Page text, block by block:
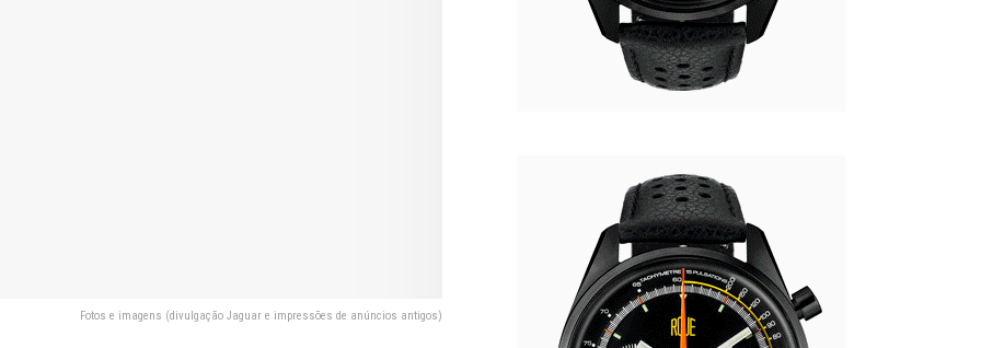
Fotos e imagens (divulgação Jaguar e impressões de anúncios antigos)